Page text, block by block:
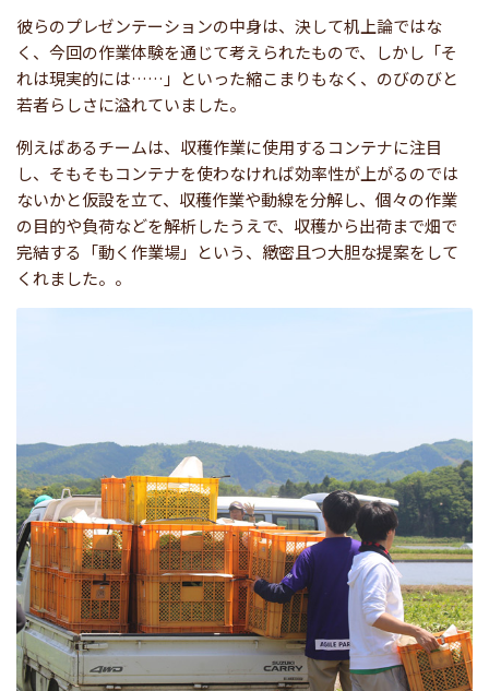
彼らのプレゼンテーションの中身は、決して机上論ではな
く、今回の作業体験を通じて考えられたもので、しかし「そ
れは現実的には……」といった縮こまりもなく、のびのびと
若者らしさに溢れていました。
例えばあるチームは、収穫作業に使用するコンテナに注目
し、そもそもコンテナを使わなければ効率性が上がるのでは
ないかと仮設を立て、収穫作業や動線を分解し、個々の作業
の目的や負荷などを解析したうえで、収穫から出荷まで畑で
完結する「動く作業場」という、緻密且つ大胆な提案をして
くれました。。